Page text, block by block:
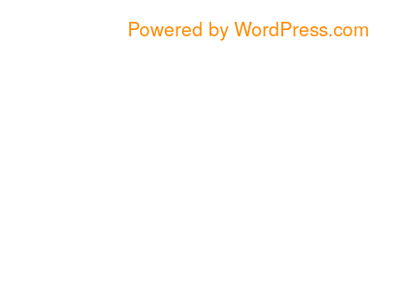
Powered by WordPress.com